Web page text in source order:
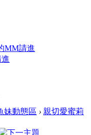
MM請進
妹動態區 › 親切愛蜜莉